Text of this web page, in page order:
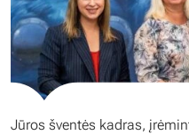
Jūros šventės kadras,